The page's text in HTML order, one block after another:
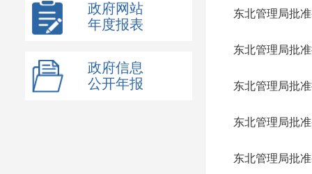
政府网站
年度报表
政府信息
公开年报
东北管理局批
东北管理局批
东北管理局批
东北管理局批
东北管理局批